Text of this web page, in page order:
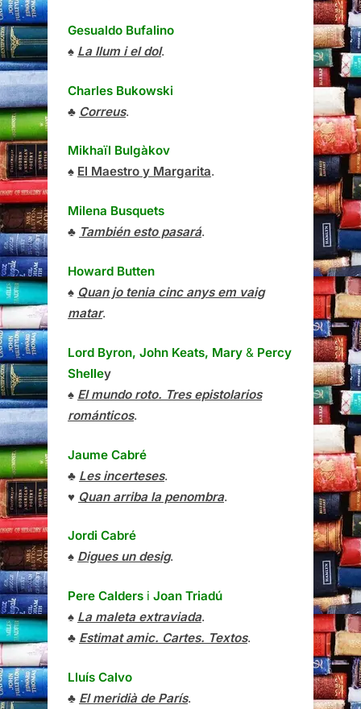
Gesualdo Bufalino
♠ La llum i el dol.
Charles Bukowski
♣ Correus.
Mikhaïl Bulgàkov
♠ El Maestro y Margarita.
Milena Busquets
♣ También esto pasará.
Howard Butten
♠ Quan jo tenia cinc anys em vaig
matar.
Lord Byron, John Keats, Mary & Percy
Shelley
♠ El mundo roto. Tres epistolarios
románticos.
Jaume Cabré
♣ Les incerteses.
♥ Quan arriba la penombra.
Jordi Cabré
♠ Digues un desig.
Pere Calders i Joan Triadú
♠ La maleta extraviada.
♣ Estimat amic. Cartes. Textos.
Lluís Calvo
♣ El meridià de París.